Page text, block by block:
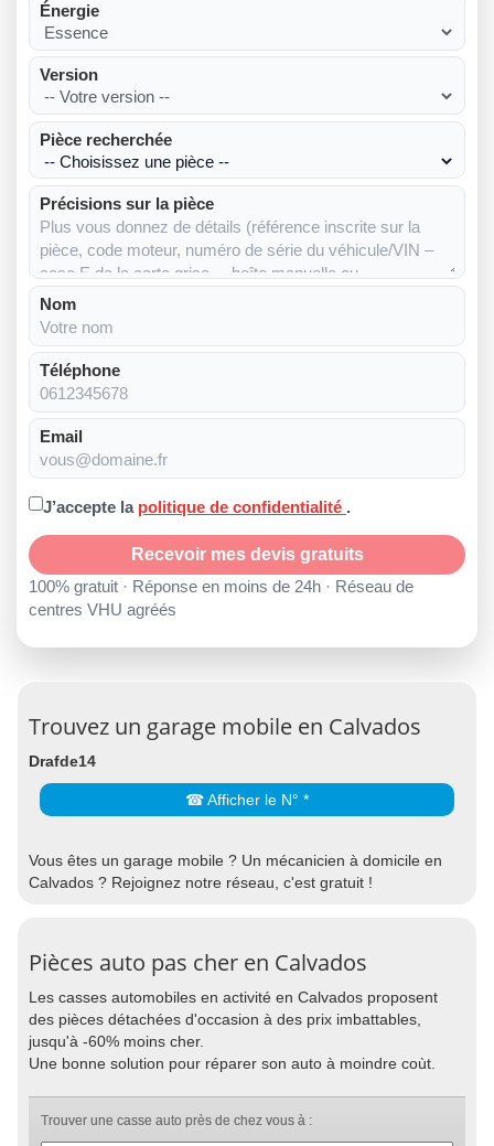
Énergie
Version
Pièce recherchée
Précisions sur la pièce
Nom
Téléphone
Email
J’accepte la politique de confidentialité .
Recevoir mes devis gratuits
100% gratuit · Réponse en moins de 24h · Réseau de
centres VHU agréés
Trouvez un garage mobile en Calvados
Drafde14
☎ Afficher le N° *
Vous êtes un garage mobile ? Un mécanicien à domicile en
Calvados ? Rejoignez notre réseau, c'est gratuit !
Pièces auto pas cher en Calvados
Les casses automobiles en activité en Calvados proposent
des pièces détachées d'occasion à des prix imbattables,
jusqu'à -60% moins cher.
Une bonne solution pour réparer son auto à moindre coùt.